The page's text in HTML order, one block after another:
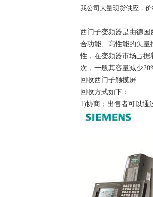
我公司大量现货供应，
西门子变频器是由德
合功能、高性能的矢
性，在变频器市场占据
次，一般其容量减少
回收西门子触摸屏
回收方式如下：
1)协商；出售者可以通